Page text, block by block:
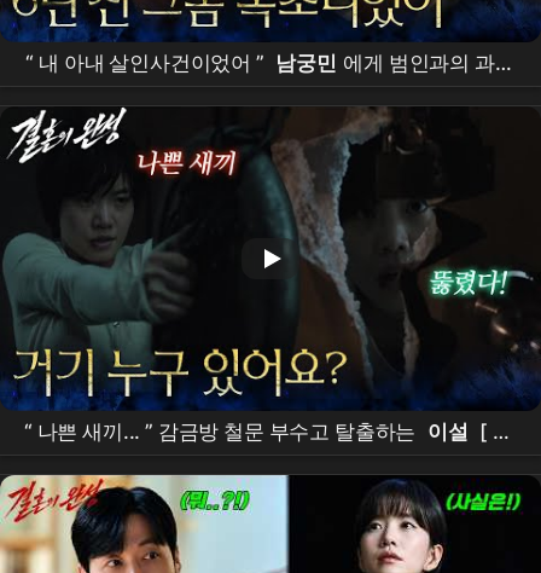
“ 내 아내 살인사건이었어 ” 남궁민 에게 범인과의 과거
를 말하는 박병은 [ 결혼의 완성 ] | KBS 260712 방송
“ 나쁜 새끼... ” 감금방 철문 부수고 탈출하는 이설 [ 결
혼의 완성 ] | KBS 260712 방송